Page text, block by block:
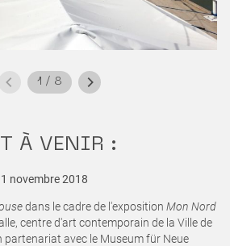
1 / 8
À VENIR :
novembre 2018
dans le cadre de l'exposition Mon Nord
centre d'art contemporain de la Ville de
partenariat avec le Museum für Neue